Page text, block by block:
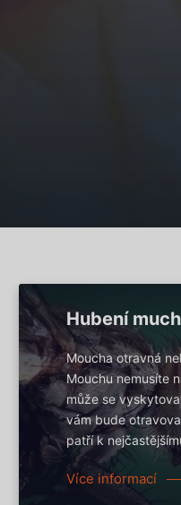
Hubení much
Moucha otravná
Mouchu nemusíte
může se
vám bude
patří k
Více informací